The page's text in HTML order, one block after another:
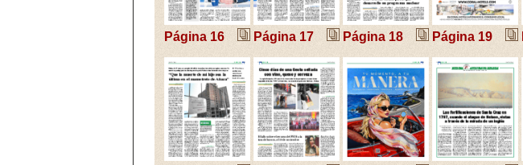
Página 16 Página 17 Página 18 Página 19